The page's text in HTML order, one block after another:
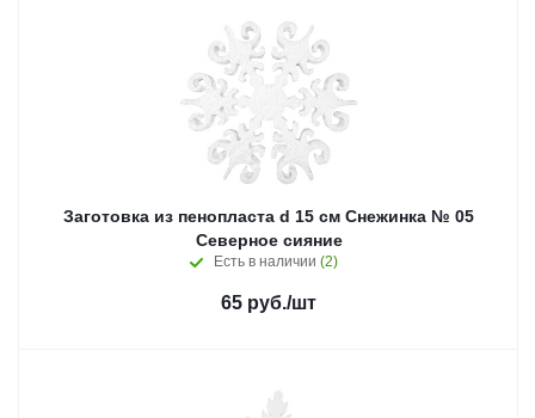
Заготовка из пенопласта d 15 см Снежинка № 05
Северное сияние
Есть в наличии (2)
65 руб./шт